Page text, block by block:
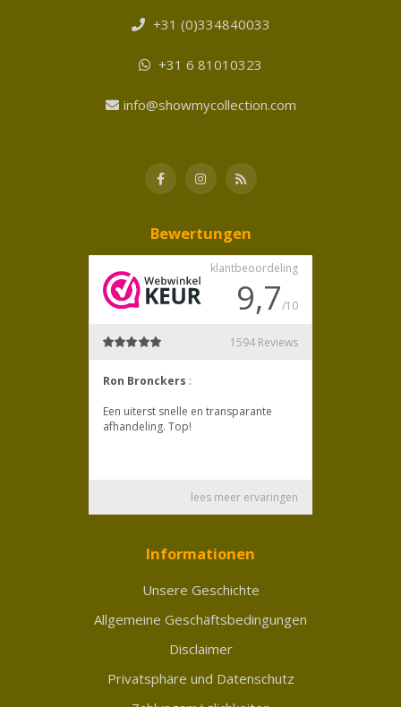
+31 (0)334840033
+31 6 81010323
info@showmycollection.com
Bewertungen
Informationen
Unsere Geschichte
Allgemeine Geschäftsbedingungen
Disclaimer
Privatsphäre und Datenschutz